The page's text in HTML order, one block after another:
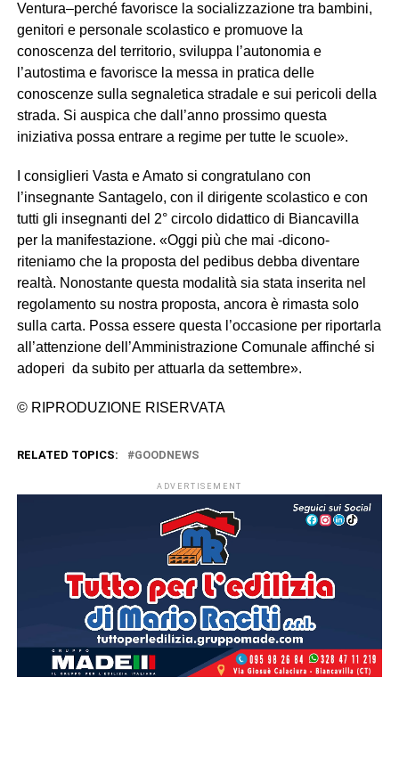
Ventura–perché favorisce la socializzazione tra bambini,
genitori e personale scolastico e promuove la
conoscenza del territorio, sviluppa l’autonomia e
l’autostima e favorisce la messa in pratica delle
conoscenze sulla segnaletica stradale e sui pericoli della
strada. Si auspica che dall’anno prossimo questa
iniziativa possa entrare a regime per tutte le scuole».
I consiglieri Vasta e Amato si congratulano con
l’insegnante Santagelo, con il dirigente scolastico e con
tutti gli insegnanti del 2° circolo didattico di Biancavilla
per la manifestazione. «Oggi più che mai -dicono-
riteniamo che la proposta del pedibus debba diventare
realtà. Nonostante questa modalità sia stata inserita nel
regolamento su nostra proposta, ancora è rimasta solo
sulla carta. Possa essere questa l’occasione per riportarla
all’attenzione dell’Amministrazione Comunale affinché si
adoperi da subito per attuarla da settembre».
© RIPRODUZIONE RISERVATA
RELATED TOPICS: GOODNEWS
ADVERTISEMENT